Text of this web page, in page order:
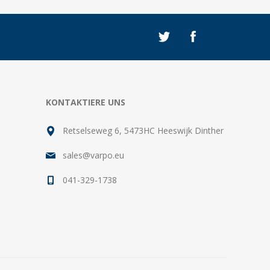
KONTAKTIERE UNS
Retselseweg 6, 5473HC Heeswijk Dinther
sales@varpo.eu
041-329-1738